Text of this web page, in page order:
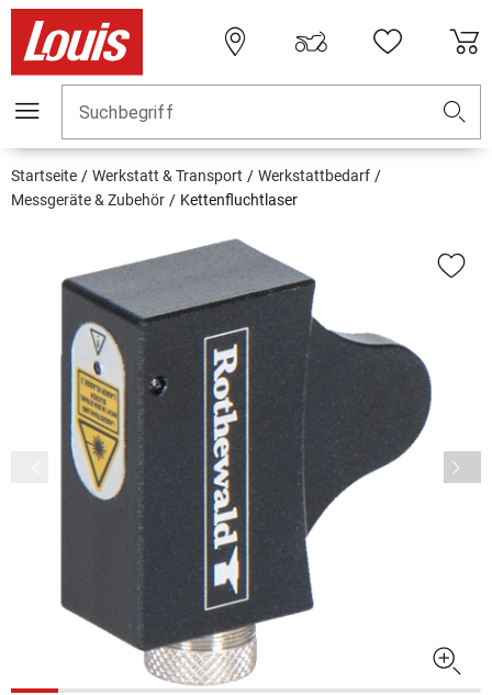
Suchbegriff
Startseite Werkstatt & Transport
Werkstattbedarf
Messgeräte & Zubehör
Kettenfluchtlaser